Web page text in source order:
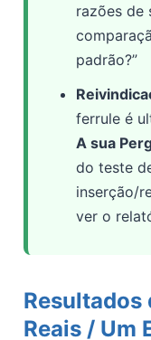
razões de
padrão?”
ferrule é
A sua
do teste
inserção/
ver o
Resultados
Reais / Um